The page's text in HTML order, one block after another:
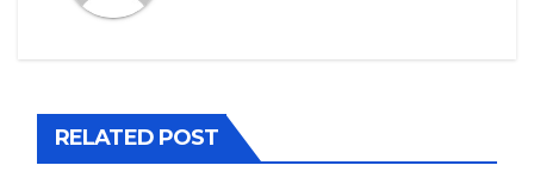
RELATED POST